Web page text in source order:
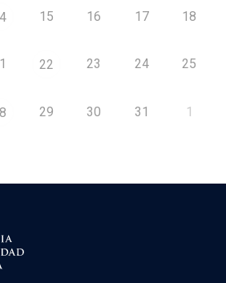
15 16 17 18
22 23 24 25
29 30 31 1